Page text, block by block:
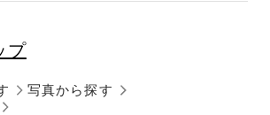
プ
写真から探す